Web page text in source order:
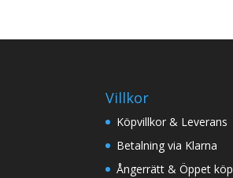
Villkor
Köpvillkor & Leverans
Betalning via Klarna
Ångerrätt & Öppet köp